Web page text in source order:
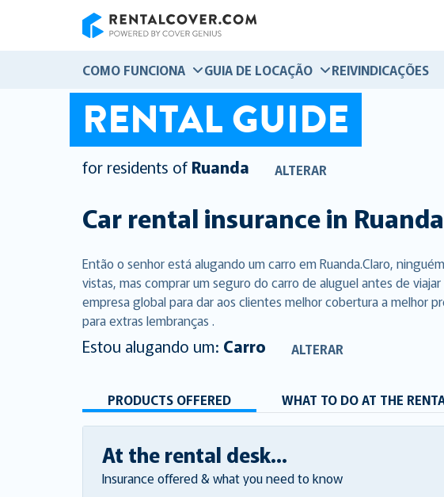
COMO FUNCIONA GUIA DE LOCAÇÃO REIVINDICAÇÕES
RENTAL GUIDE
for residents of Ruanda ALTERAR
Car rental insurance in Ruanda
Então o senhor está alugando um carro em Ruanda.Claro,
vistas, mas comprar um seguro do carro de aluguel antes de
empresa global para dar aos clientes melhor cobertura a melhor
para extras lembranças .
Estou alugando um: Carro ALTERAR
PRODUCTS OFFERED WHAT TO DO AT THE
At the rental desk...
Insurance offered & what you need to know